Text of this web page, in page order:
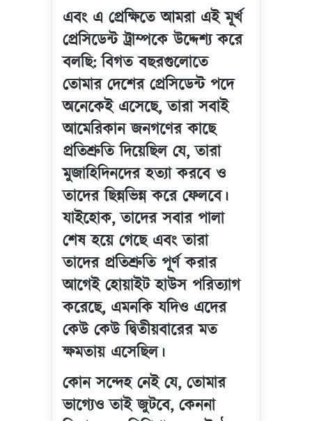
এবং এ প্রেক্ষিতে আমরা এই মূর্খ
প্রেসিডেন্ট ট্রাম্পকে উদ্দেশ্য করে
বলছি: বিগত বছরগুলোতে
তোমার দেশের প্রেসিডেন্ট পদে
অনেকেই এসেছে, তারা সবাই
আমেরিকান জনগণের কাছে
প্রতিশ্রুতি দিয়েছিল যে, তারা
মুজাহিদিনদের হত্যা করবে ও
তাদের ছিন্নভিন্ন করে ফেলবে।
যাইহোক, তাদের সবার পালা
শেষ হয়ে গেছে এবং তারা
তাদের প্রতিশ্রুতি পূর্ণ করার
আগেই হোয়াইট হাউস পরিত্যাগ
করেছে, এমনকি যদিও এদের
কেউ কেউ দ্বিতীয়বারের মত
ক্ষমতায় এসেছিল।
কোন সন্দেহ নেই যে, তোমার
ভাগ্যেও তাই জুটবে, কেননা